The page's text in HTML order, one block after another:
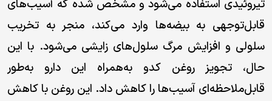
تیروئیدی استفاده می‌شود و مشخص شده که آسیب‌های
قابل‌توجهی به بیضه‌ها وارد می‌کند، منجر به تخریب
سلولی و افزایش مرگ سلول‌های زایشی می‌شود. با این
حال، تجویز روغن کدو به‌همراه این دارو به‌طور
قابل‌ملاحظه‌ای آسیب‌ها را کاهش داد. این روغن با کاهش